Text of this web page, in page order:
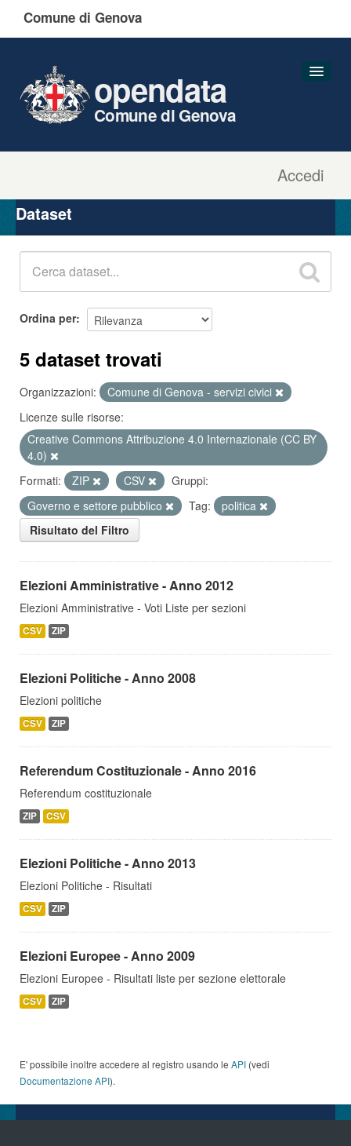
Comune di Genova
Accedi
opendata
Comune di Genova
Organizzazioni
Gruppi
Dataset
Ordina per
5 dataset trovati
Organizzazioni:
Comune di Genova - servizi civici
Licenze sulle risorse:
Creative Commons Attribuzione 4.0 Internazionale (CC BY
4.0)
Formati:
ZIP CSV
Gruppi:
Governo e settore pubblico
Tag:
politica
Risultato del Filtro
Elezioni Amministrative - Anno 2012
Elezioni Amministrative - Voti Liste per sezioni
CSV ZIP
Elezioni Politiche - Anno 2008
Elezioni politiche
CSV ZIP
Referendum Costituzionale - Anno 2016
Referendum costituzionale
ZIP CSV
Elezioni Politiche - Anno 2013
Elezioni Politiche - Risultati
CSV ZIP
Elezioni Europee - Anno 2009
Elezioni Europee - Risultati liste per sezione elettorale
CSV ZIP
E' possibile inoltre accedere al registro usando le API (vedi
Documentazione API).